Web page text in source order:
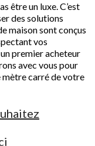
être un luxe. C’est
des solutions
maison sont conçus
vos
premier acheteur
avec vous pour
mètre carré de votre